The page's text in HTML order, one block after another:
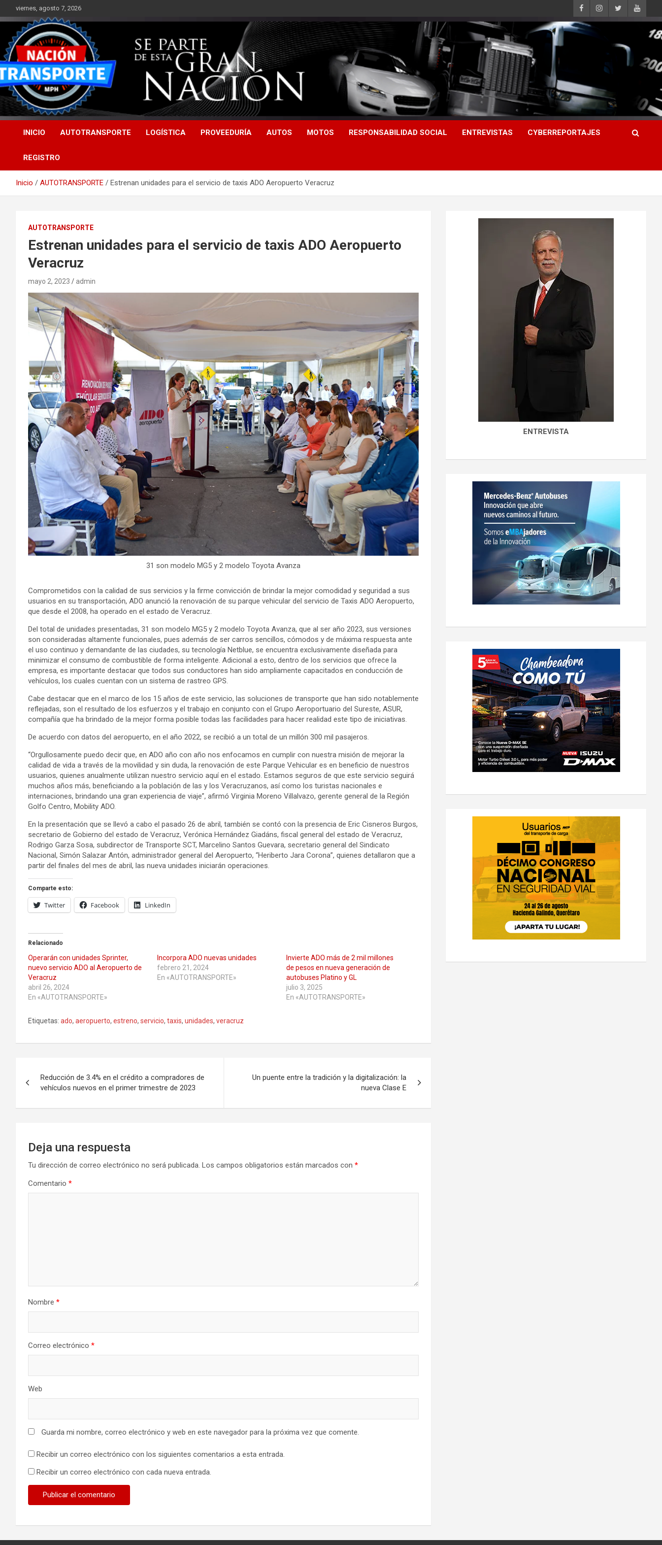
al
contenido
viernes, agosto 7, 2026
INICIO AUTOTRANSPORTE LOGÍSTICA PROVEEDURÍA AUTOS MOTOS RESPONSABILIDAD SOCIAL ENTREVISTAS CYBERREPORTAJES
REGISTRO
Inicio AUTOTRANSPORTE Estrenan unidades para el servicio de taxis ADO Aeropuerto Veracruz
AUTOTRANSPORTE
Estrenan unidades para el servicio de taxis ADO Aeropuerto
Veracruz
mayo 2, 2023 admin
31 son modelo MG5 y 2 modelo Toyota Avanza
Comprometidos con la calidad de sus servicios y la firme convicción de brindar la mejor comodidad y seguridad a sus
usuarios en su transportación, ADO anunció la renovación de su parque vehicular del servicio de Taxis ADO Aeropuerto,
que desde el 2008, ha operado en el estado de Veracruz.
Del total de unidades presentadas, 31 son modelo MG5 y 2 modelo Toyota Avanza, que al ser año 2023, sus versiones
son consideradas altamente funcionales, pues además de ser carros sencillos, cómodos y de máxima respuesta ante
el uso continuo y demandante de las ciudades, su tecnología Netblue, se encuentra exclusivamente diseñada para
minimizar el consumo de combustible de forma inteligente. Adicional a esto, dentro de los servicios que ofrece la
empresa, es importante destacar que todos sus conductores han sido ampliamente capacitados en conducción de
vehículos, los cuales cuentan con un sistema de rastreo GPS.
Cabe destacar que en el marco de los 15 años de este servicio, las soluciones de transporte que han sido notablemente
reflejadas, son el resultado de los esfuerzos y el trabajo en conjunto con el Grupo Aeroportuario del Sureste, ASUR,
compañía que ha brindado de la mejor forma posible todas las facilidades para hacer realidad este tipo de iniciativas.
De acuerdo con datos del aeropuerto, en el año 2022, se recibió a un total de un millón 300 mil pasajeros.
“Orgullosamente puedo decir que, en ADO año con año nos enfocamos en cumplir con nuestra misión de mejorar la
calidad de vida a través de la movilidad y sin duda, la renovación de este Parque Vehicular es en beneficio de nuestros
usuarios, quienes anualmente utilizan nuestro servicio aquí en el estado. Estamos seguros de que este servicio seguirá
muchos años más, beneficiando a la población de las y los Veracruzanos, así como los turistas nacionales e
internaciones, brindando una gran experiencia de viaje”, afirmó Virginia Moreno Villalvazo, gerente general de la Región
Golfo Centro, Mobility ADO.
En la presentación que se llevó a cabo el pasado 26 de abril, también se contó con la presencia de Eric Cisneros Burgos,
secretario de Gobierno del estado de Veracruz, Verónica Hernández Giadáns, fiscal general del estado de Veracruz,
Rodrigo Garza Sosa, subdirector de Transporte SCT, Marcelino Santos Guevara, secretario general del Sindicato
Nacional, Simón Salazar Antón, administrador general del Aeropuerto, “Heriberto Jara Corona”, quienes detallaron que a
partir del finales del mes de abril, las nueva unidades iniciarán operaciones.
Comparte esto:
Twitter Facebook LinkedIn
Relacionado
Operarán con unidades Sprinter,
nuevo servicio ADO al Aeropuerto de
Veracruz
abril 26, 2024
En «AUTOTRANSPORTE»
Incorpora ADO nuevas unidades
febrero 21, 2024
En «AUTOTRANSPORTE»
Invierte ADO más de 2 mil millones
de pesos en nueva generación de
autobuses Platino y GL
julio 3, 2025
En «AUTOTRANSPORTE»
Etiquetas: ado, aeropuerto, estreno, servicio, taxis, unidades, veracruz
de
entradas
Reducción de 3.4% en el crédito a compradores de
vehículos nuevos en el primer trimestre de 2023
Un puente entre la tradición y la digitalización: la
nueva Clase E
Deja una respuesta
Tu dirección de correo electrónico no será publicada. Los campos obligatorios están marcados con *
Comentario *
Nombre *
Correo electrónico *
Web
Guarda mi nombre, correo electrónico y web en este navegador para la próxima vez que comente.
Recibir un correo electrónico con los siguientes comentarios a esta entrada.
Recibir un correo electrónico con cada nueva entrada.
ENTREVISTA